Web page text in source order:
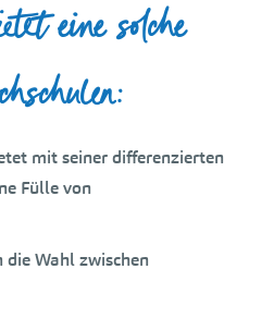
eine solche
mit seiner differenzierten
Fülle von
die Wahl zwischen